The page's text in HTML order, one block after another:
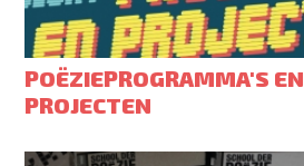
POËZIEPROGRAMMA'S EN
PROJECTEN